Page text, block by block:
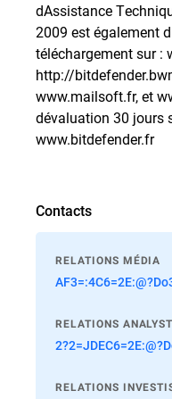
dAssistance
2009 est également
téléchargement sur :
http://
www.mailsoft.fr, et
dévaluation 30
www.bitdefender.fr
Contacts
RELATIONS MÉDIA
RELATIONS
RELATIONS